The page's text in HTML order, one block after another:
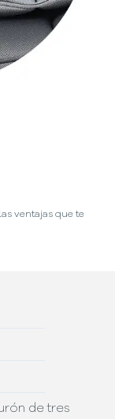
ventajas que te
de tres